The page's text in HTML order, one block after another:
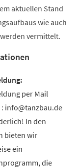
aktuellen Stand
wie auch
vermittelt.
per Mail
info@tanzbau.de
In den
bieten wir
ein
die